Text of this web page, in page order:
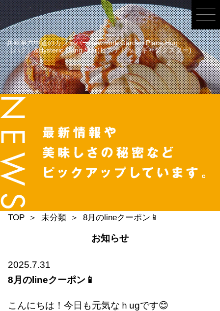
兵庫県六甲道のカフェバーNew York Garden Place Hug
（ハグ）&Hysteric Gang Star(ヒステリックギャングスター)
TOP 未分類 8月のlineクーポン📱
お知らせ
2025.7.31
8月のlineクーポン📱
こんにちは！今日も元気なｈugです😊